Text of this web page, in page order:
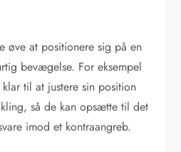
øve at positionere sig på en
bevægelse. For eksempel
til at justere sin position
så de kan opsætte til det
imod et kontraangreb.